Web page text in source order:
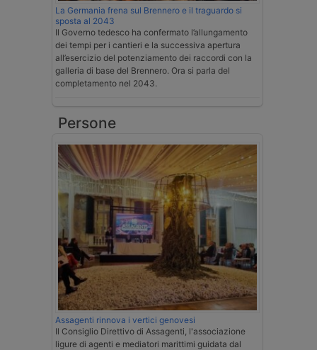
La Germania frena sul Brennero e il traguardo si
sposta al 2043
Il Governo tedesco ha confermato l’allungamento
dei tempi per i cantieri e la successiva apertura
all’esercizio del potenziamento dei raccordi con la
galleria di base del Brennero. Ora si parla del
completamento nel 2043.
Persone
Assagenti rinnova i vertici genovesi
Il Consiglio Direttivo di Assagenti, l'associazione
ligure di agenti e mediatori marittimi guidata dal